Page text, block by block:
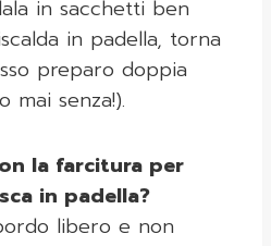
in sacchetti ben
in padella, torna
preparo doppia
mai senza!).
la farcitura per
in padella?
libero e non